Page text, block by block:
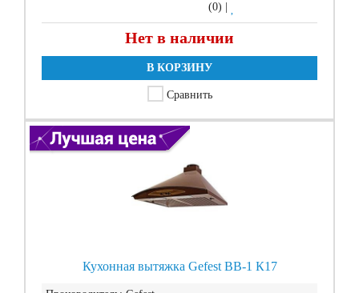
(0)
Нет в наличии
В КОРЗИНУ
Сравнить
Кухонная вытяжка Gefest ВВ-1 К17